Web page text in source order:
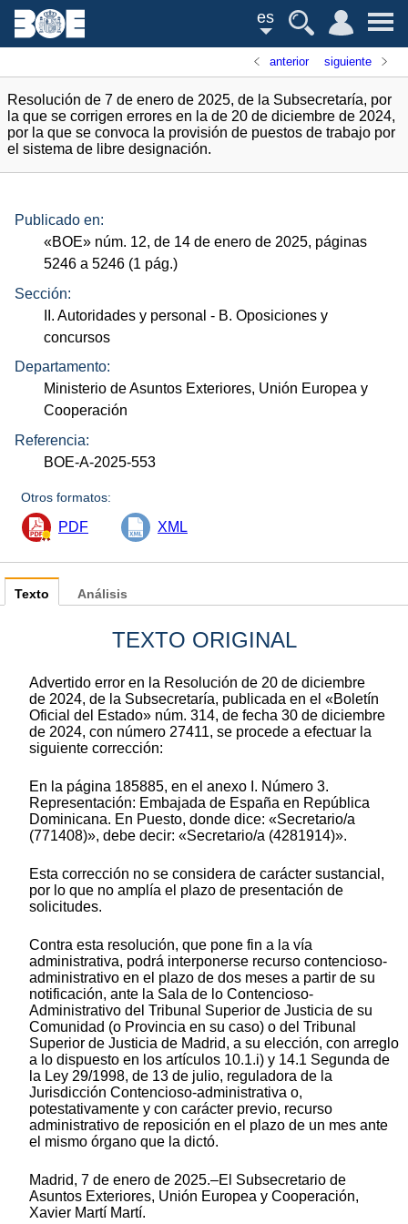
es
anterior siguiente
Resolución de 7 de enero de 2025, de la Subsecretaría, por
la que se corrigen errores en la de 20 de diciembre de 2024,
por la que se convoca la provisión de puestos de trabajo por
el sistema de libre designación.
Publicado en:
«BOE» núm. 12, de 14 de enero de 2025, páginas
5246 a 5246 (1 pág.)
Sección:
II. Autoridades y personal - B. Oposiciones y
concursos
Departamento:
Ministerio de Asuntos Exteriores, Unión Europea y
Cooperación
Referencia:
BOE-A-2025-553
Otros formatos:
PDF XML
Texto
TEXTO ORIGINAL
Advertido error en la Resolución de 20 de diciembre
de 2024, de la Subsecretaría, publicada en el «Boletín
Oficial del Estado» núm. 314, de fecha 30 de diciembre
de 2024, con número 27411, se procede a efectuar la
siguiente corrección:
En la página 185885, en el anexo I. Número 3.
Representación: Embajada de España en República
Dominicana. En Puesto, donde dice: «Secretario/a
(771408)», debe decir: «Secretario/a (4281914)».
Esta corrección no se considera de carácter sustancial,
por lo que no amplía el plazo de presentación de
solicitudes.
Contra esta resolución, que pone fin a la vía
administrativa, podrá interponerse recurso contencioso-
administrativo en el plazo de dos meses a partir de su
notificación, ante la Sala de lo Contencioso-
Administrativo del Tribunal Superior de Justicia de su
Comunidad (o Provincia en su caso) o del Tribunal
Superior de Justicia de Madrid, a su elección, con arreglo
a lo dispuesto en los artículos 10.1.i) y 14.1 Segunda de
la Ley 29/1998, de 13 de julio, reguladora de la
Jurisdicción Contencioso-administrativa o,
potestativamente y con carácter previo, recurso
administrativo de reposición en el plazo de un mes ante
el mismo órgano que la dictó.
Madrid, 7 de enero de 2025.–El Subsecretario de
Asuntos Exteriores, Unión Europea y Cooperación,
Xavier Martí Martí.
Análisis